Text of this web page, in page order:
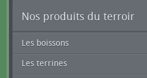
Nos produits du terroir
Les boissons
Les terrines